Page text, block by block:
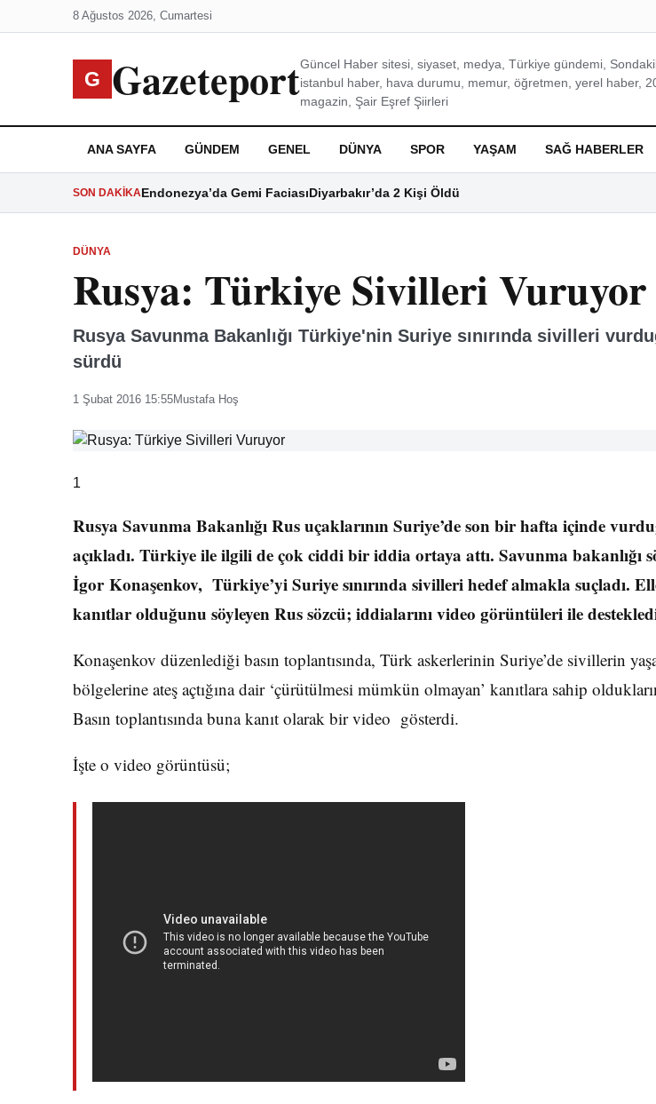
8 Ağustos 2026, Cumartesi
G GazeteportGüncel Haber sitesi, siyaset, medya, Türkiye gündemi,
istanbul haber, hava durumu, memur, öğretmen, yerel haber,
magazin, Şair Eşref Şiirleri
ANA SAYFA GÜNDEM GENEL DÜNYA SPOR YAŞAM SAĞ HABERLER
SON DAKIKAEndonezya’da Gemi FaciasıDiyarbakır’da 2 Kişi Öldü
DÜNYA
Rusya: Türkiye Sivilleri Vuruyor
Rusya Savunma Bakanlığı Türkiye'nin Suriye sınırında sivilleri
sürdü
1 Şubat 2016 15:55Mustafa Hoş
1
Rusya Savunma Bakanlığı Rus uçaklarının Suriye’de son bir hafta içinde
açıkladı. Türkiye ile ilgili de çok ciddi bir iddia ortaya attı. Savunma bakanlığı
İgor Konaşenkov, Türkiye’yi Suriye sınırında sivilleri hedef almakla suçladı.
kanıtlar olduğunu söyleyen Rus sözcü; iddialarını video görüntüleri ile
Konaşenkov düzenlediği basın toplantısında, Türk askerlerinin Suriye’de sivillerin
bölgelerine ateş açtığına dair ‘çürütülmesi mümkün olmayan’ kanıtlara sahip
Basın toplantısında buna kanıt olarak bir video gösterdi.
İşte o video görüntüsü;